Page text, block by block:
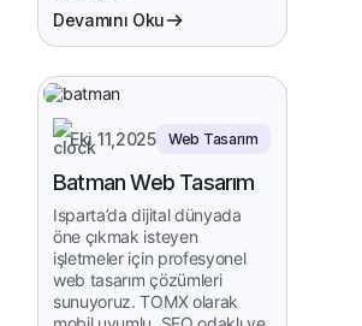
Devamını Oku
Eki 11,2025 Web Tasarım
Batman Web Tasarım
Isparta’da dijital dünyada
öne çıkmak isteyen
işletmeler için profesyonel
web tasarım çözümleri
sunuyoruz. TOMX olarak